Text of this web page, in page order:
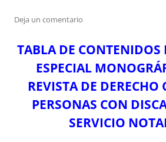
Deja un comentario
TABLA DE CONTENIDOS
ESPECIAL
REVISTA DE DERECHO
PERSONAS CON
SERVICIO